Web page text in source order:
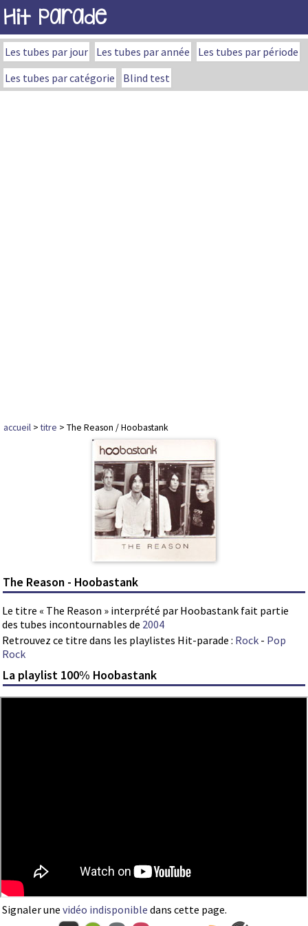
Hit Parade
Les tubes par jour Les tubes par année
Les tubes par période
Les tubes par catégorie
Blind test
accueil >titre > The Reason / Hoobastank
The Reason - Hoobastank
Le titre « The Reason » interprété par Hoobastank fait partie
des tubes incontournables de 2004
Retrouvez ce titre dans les playlistes Hit-parade : Rock - Pop
Rock
La playlist 100% Hoobastank
Signaler une vidéo indisponible dans cette page.